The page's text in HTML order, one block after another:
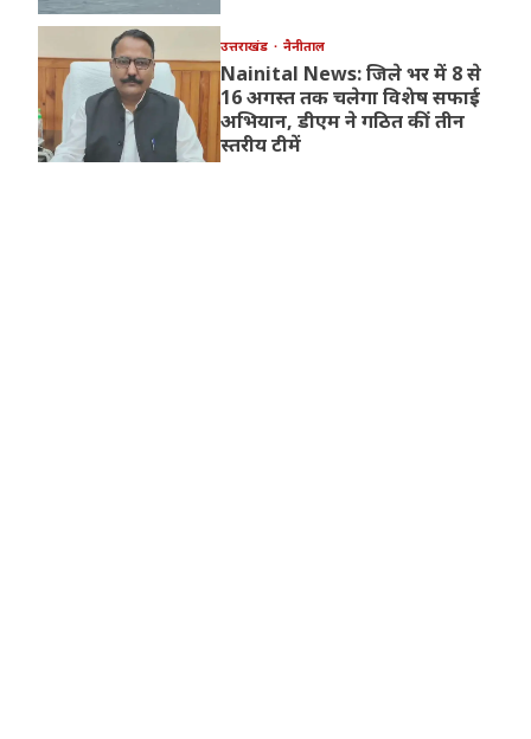
उत्तराखंड नैनीताल
Nainital News: जिले भर में 8 से
16 अगस्त तक चलेगा विशेष सफाई
अभियान, डीएम ने गठित कीं तीन
स्तरीय टीमें